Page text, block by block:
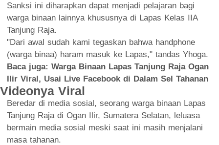
Sanksi ini diharapkan dapat menjadi pelajaran bagi
warga binaan lainnya khususnya di Lapas Kelas IIA
Tanjung Raja.
"Dari awal sudah kami tegaskan bahwa handphone
(warga binaa) haram masuk ke Lapas," tandas Yhoga.
Baca juga: Warga Binaan Lapas Tanjung Raja Ogan
Ilir Viral, Usai Live Facebook di Dalam Sel Tahanan
Videonya Viral
Beredar di media sosial, seorang warga binaan Lapas
Tanjung Raja di Ogan Ilir, Sumatera Selatan, leluasa
bermain media sosial meski saat ini masih menjalani
masa tahanan.